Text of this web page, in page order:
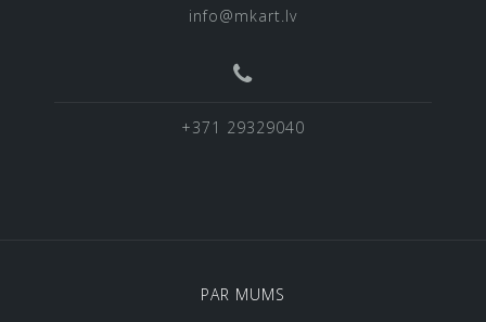
info@mkart.lv
+371 29329040
PAR MUMS